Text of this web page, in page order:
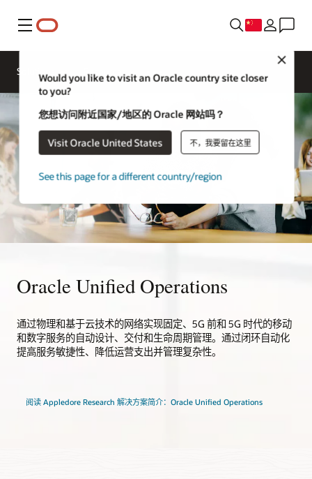
菜单
Would you like to visit an Oracle country site closer
to you?
您想访问附近国家/地区的 Oracle 网站吗？
Visit Oracle United States 不，我要留在这里
See this page for a different country/region
Solutions Resources
Oracle Unified Operations
通过物理和基于云技术的网络实现固定、5G 前和 5G 时代的移动
和数字服务的自动设计、交付和生命周期管理。通过闭环自动化
提高服务敏捷性、降低运营支出并管理复杂性。
阅读 Appledore Research 解决方案简介：Oracle Unified Operations